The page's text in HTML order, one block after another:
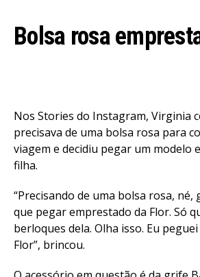
Bolsa rosa
Nos Stories do Instagram, Virginia
precisava de uma bolsa rosa para
viagem e decidiu pegar um modelo
filha.
“Precisando de uma bolsa rosa, né,
que pegar emprestado da Flor. Só
berloques dela. Olha isso. Eu
Flor”, brincou.